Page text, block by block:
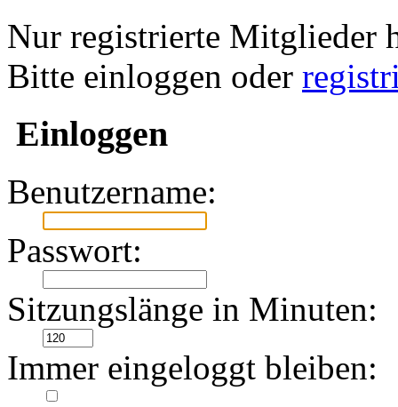
Nur registrierte Mitglieder
Bitte einloggen oder
Einloggen
Benutzername:
Passwort:
Sitzungslänge in Minuten:
Immer eingeloggt bleiben: